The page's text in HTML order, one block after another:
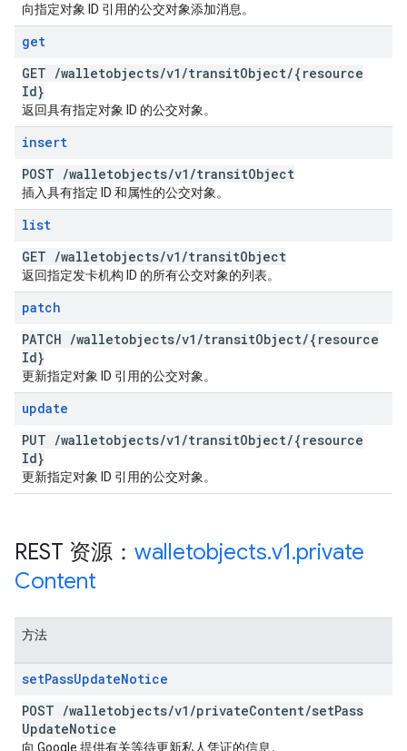
向指定对象 ID 引用的公交对象添加消息。
get
GET /walletobjects/v1 /transitObject/{resource
Id}
返回具有指定对象 ID 的公交对象。
insert
POST /walletobjects/v1 /transitObject
插入具有指定 ID 和属性的公交对象。
list
GET /walletobjects/v1 /transitObject
返回指定发卡机构 ID 的所有公交对象的列表。
patch
PATCH /walletobjects/v1 /transitObject/{resource
Id}
更新指定对象 ID 引用的公交对象。
update
PUT /walletobjects/v1 /transitObject/{resource
Id}
更新指定对象 ID 引用的公交对象。
REST 资源： walletobjects.v1.private
Content
方法
setPassUpdateNotice
POST /walletobjects/v1 /privateContent/setPass
UpdateNotice
向 Google 提供有关等待更新私人凭证的信息。